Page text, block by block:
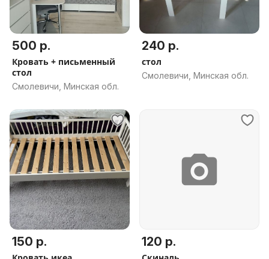
500 р.
Кровать + письменный
стол
Смолевичи, Минская обл.
240 р.
стол
Смолевичи, Минская обл.
150 р. 120 р.